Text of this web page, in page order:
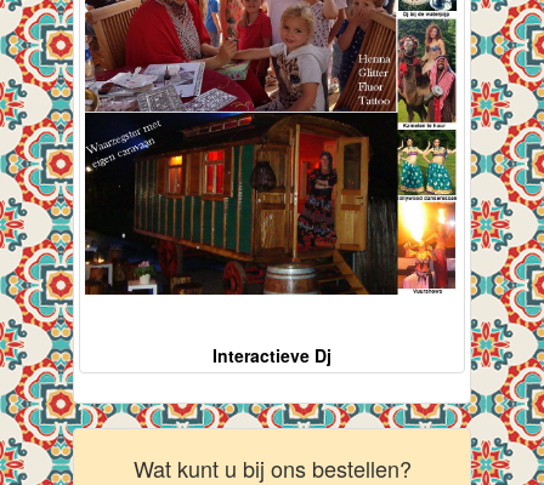
Interactieve Dj
Wat kunt u bij ons bestellen?